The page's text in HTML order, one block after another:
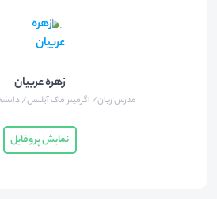
زهره عربیان
مدرس زبان/ اگزمینر ماک آیلتس/
نمایش پروفایل